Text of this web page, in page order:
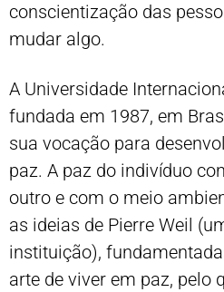
conscientização das
mudar algo.
A Universidade
fundada em 1987, em
sua vocação para
paz. A paz do indivíduo
outro e com o meio
as ideias de Pierre Weil
instituição),
arte de viver em paz, pelo